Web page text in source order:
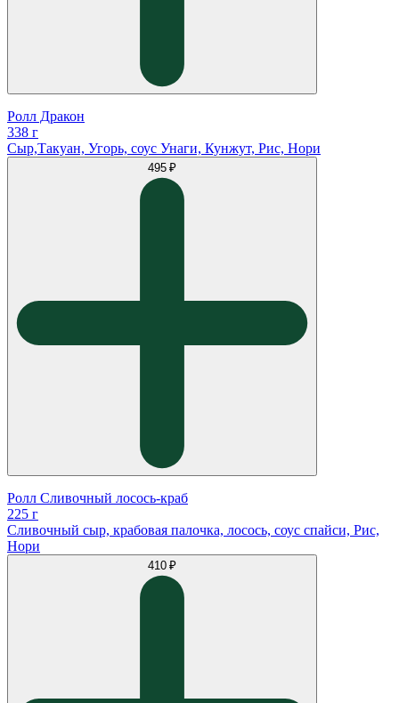
Ролл Дракон
338 г
Сыр,Такуан, Угорь, соус Унаги, Кунжут, Рис, Нори
495 ₽
Ролл Сливочный лосось-краб
225 г
Сливочный сыр, крабовая палочка, лосось, соус спайси, Рис,
Нори
410 ₽